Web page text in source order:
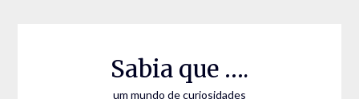
Sabia que ….
um mundo de curiosidades